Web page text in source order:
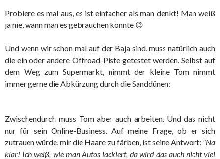
Probiere es mal aus, es ist einfacher als man denkt! Man weiß
ja nie, wann man es gebrauchen könnte 😉
Und wenn wir schon mal auf der Baja sind, muss natürlich auch
die ein oder andere Offroad-Piste getestet werden. Selbst auf
dem Weg zum Supermarkt, nimmt der kleine Tom nimmt
immer gerne die Abkürzung durch die Sanddünen:
Zwischendurch muss Tom aber auch arbeiten. Und das nicht
nur für sein Online-Business. Auf meine Frage, ob er sich
zutrauen würde, mir die Haare zu färben, ist seine Antwort: "Na
klar! Ich weiß, wie man Autos lackiert, da wird das auch nicht viel